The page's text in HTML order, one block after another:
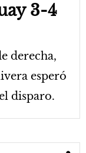
3-4
derecha,
esperó
disparo.